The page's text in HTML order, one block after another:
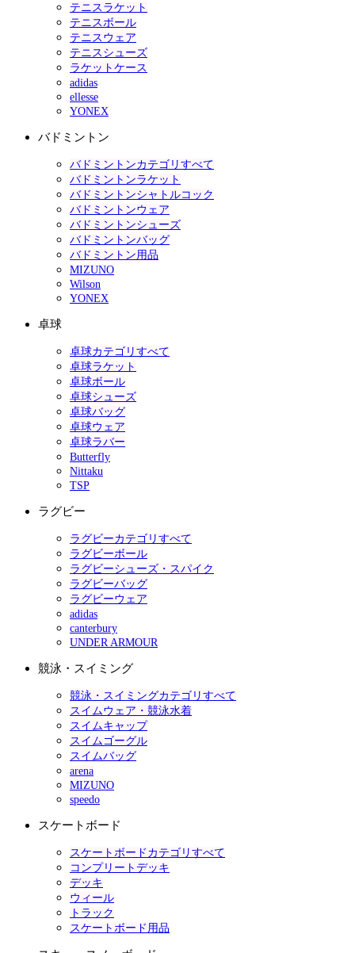
テニスラケット
テニスボール
テニスウェア
テニスシューズ
ラケットケース
adidas
ellesse
YONEX
バドミントン
バドミントンカテゴリすべて
バドミントンラケット
バドミントンシャトルコック
バドミントンウェア
バドミントンシューズ
バドミントンバッグ
バドミントン用品
MIZUNO
Wilson
YONEX
卓球
卓球カテゴリすべて
卓球ラケット
卓球ボール
卓球シューズ
卓球バッグ
卓球ウェア
卓球ラバー
Butterfly
Nittaku
TSP
ラグビー
ラグビーカテゴリすべて
ラグビーボール
ラグビーシューズ・スパイク
ラグビーバッグ
ラグビーウェア
adidas
canterbury
UNDER ARMOUR
競泳・スイミング
競泳・スイミングカテゴリすべて
スイムウェア・競泳水着
スイムキャップ
スイムゴーグル
スイムバッグ
arena
MIZUNO
speedo
スケートボード
スケートボードカテゴリすべて
コンプリートデッキ
デッキ
ウィール
トラック
スケートボード用品